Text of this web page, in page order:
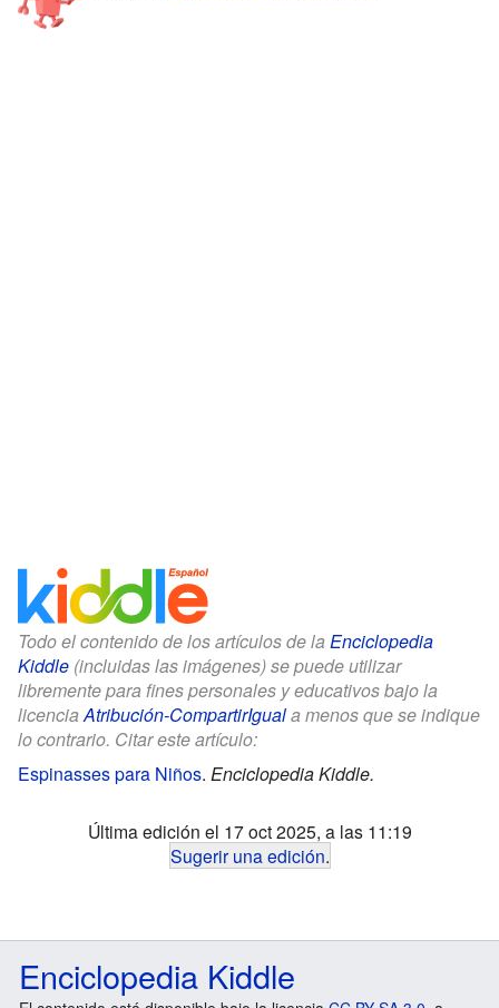
Todo el contenido de los artículos de la Enciclopedia
Kiddle (incluidas las imágenes) se puede utilizar
libremente para fines personales y educativos bajo la
licenciaAtribución-CompartirIguala menos que se indique
lo contrario. Citar este artículo:
Espinasses para Niños. Enciclopedia Kiddle.
Última edición el 17 oct 2025, a las 11:19
Sugerir una edición.
Enciclopedia Kiddle